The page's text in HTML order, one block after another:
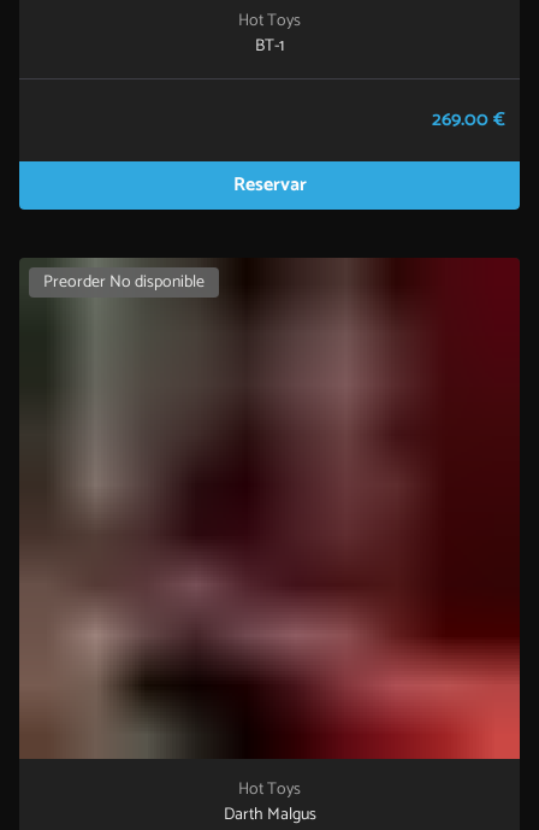
Hot Toys
BT-1
269.00 €
Reservar
Preorder No disponible
Hot Toys
Darth Malgus